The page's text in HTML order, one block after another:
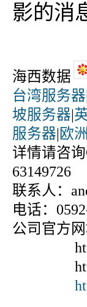
影的消
海西数据
台湾服务器|
坡服务器|
服务器|欧
详情请咨询
63149726
联系人：
电话：
公司官方